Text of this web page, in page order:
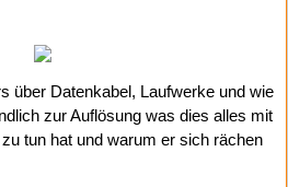
über Datenkabel, Laufwerke und wie
zur Auflösung was dies alles mit
tun hat und warum er sich rächen